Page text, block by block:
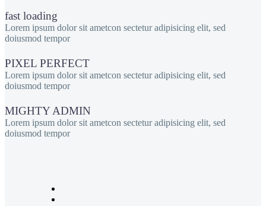
fast loading
Lorem ipsum dolor sit ametcon sectetur adipisicing elit, sed
doiusmod tempor
PIXEL PERFECT
Lorem ipsum dolor sit ametcon sectetur adipisicing elit, sed
doiusmod tempor
MIGHTY ADMIN
Lorem ipsum dolor sit ametcon sectetur adipisicing elit, sed
doiusmod tempor